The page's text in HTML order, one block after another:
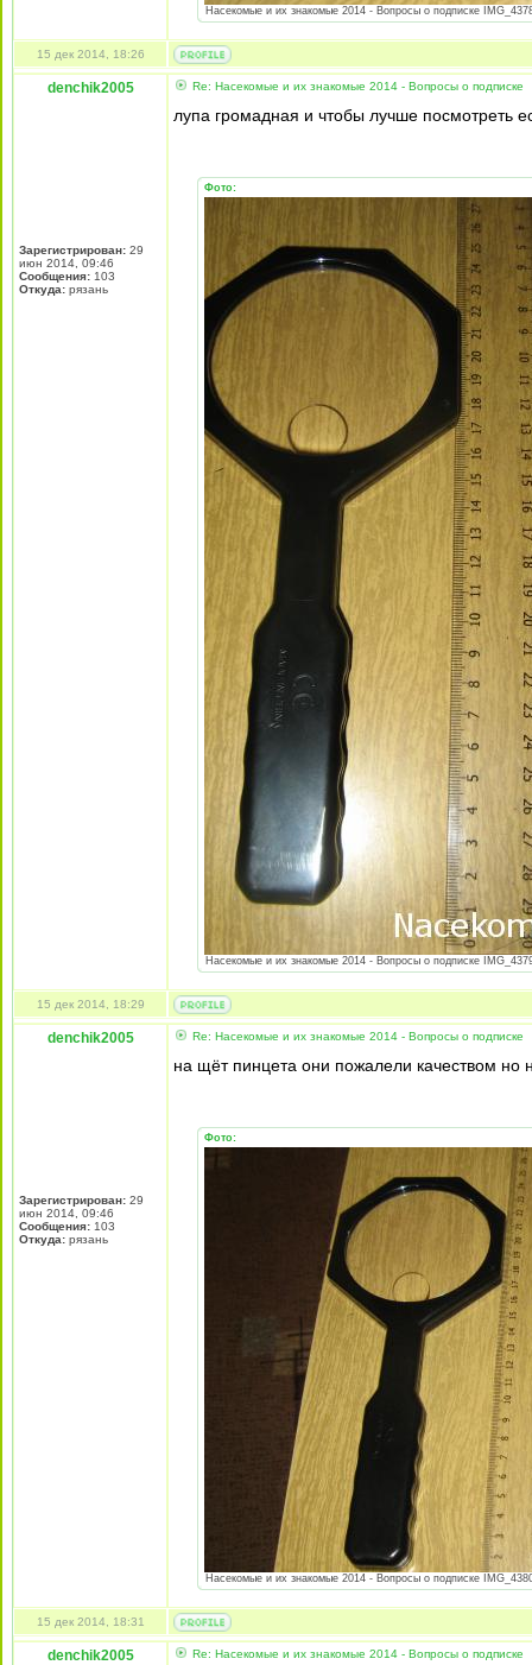
Насекомые и их знакомые 2014 - Вопросы о подписке
15 дек 2014, 18:26
denchik2005
Зарегистрирован: 29
июн 2014, 09:46
Сообщения: 103
Откуда: рязань
Re: Насекомые и их знакомые 2014 - Вопросы о подписке
лупа громадная и чтобы лучше посмотреть
Фото:
Насекомые и их знакомые 2014 - Вопросы о подписке
15 дек 2014, 18:29
denchik2005
Зарегистрирован: 29
июн 2014, 09:46
Сообщения: 103
Откуда: рязань
Re: Насекомые и их знакомые 2014 - Вопросы о подписке
на щёт пинцета они пожалели качеством но
Фото:
Насекомые и их знакомые 2014 - Вопросы о подписке
15 дек 2014, 18:31
denchik2005 Re: Насекомые и их знакомые 2014 - Вопросы о подписке